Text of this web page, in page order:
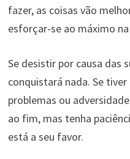
fazer, as coisas vão
esforçar-se ao máximo
Se desistir por causa das
conquistará nada. Se
problemas ou
ao fim, mas tenha
está a seu favor.